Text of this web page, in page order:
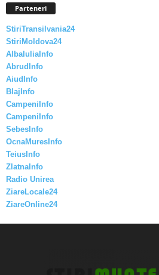
Parteneri
StiriTransilvania24
StiriMoldova24
AlbaIuliaInfo
AbrudInfo
AiudInfo
BlajInfo
CampeniInfo
CampeniInfo
SebesInfo
OcnaMuresInfo
TeiusInfo
ZlatnaInfo
Radio Unirea
ZiareLocale24
ZiareOnline24